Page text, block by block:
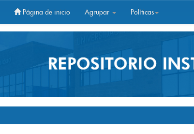
Página de inicio Agrupar Políticas